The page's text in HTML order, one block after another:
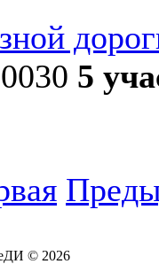
5
© 2026